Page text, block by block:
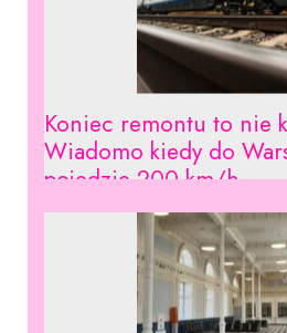
Koniec remontu to nie
Wiadomo kiedy do
pojedzie 200 km/h.